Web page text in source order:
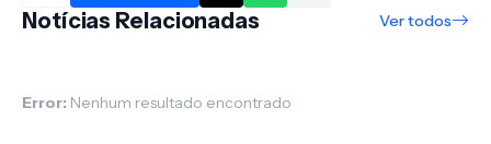
Notícias Relacionadas Ver todos
Error: Nenhum resultado encontrado